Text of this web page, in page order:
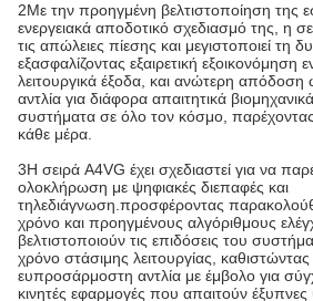
2Με την προηγμένη βελτιστοποίηση της
ενεργειακά αποδοτικό σχεδιασμό της, η
τις απώλειες πίεσης και μεγιστοποιεί τη
εξασφαλίζοντας εξαιρετική εξοικονόμηση
λειτουργικά έξοδα, και ανώτερη απόδοση
αντλία για διάφορα απαιτητικά
συστήματα σε όλο τον κόσμο, παρέχοντας
κάθε μέρα.
3Η σειρά A4VG έχει σχεδιαστεί για να
ολοκλήρωση με ψηφιακές διεπαφές και
τηλεδιάγνωση.προσφέροντας
χρόνο και προηγμένους αλγόριθμους
βελτιστοποιούν τις επιδόσεις του
χρόνο στάσιμης λειτουργίας, καθιστώντας
ευπροσάρμοστη αντλία με έμβολο για
κινητές εφαρμογές που απαιτούν έξυπνες